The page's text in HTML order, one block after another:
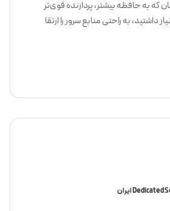
به حافظه بیشتر، پردازنده قوی‌تر
داشتید، به راحتی منابع سرور را ارتقا